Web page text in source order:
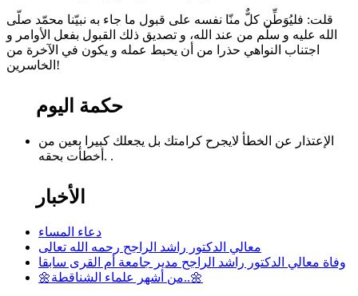
قلت: فليُوَطِّن كلٌّ منّا نفسه على قبول ما جاء به نبيّنا محمّد صلّى
الله عليه و سلّم من عند الله، و تصديق ذلك القبول بفعل الأوامر و
اجتناب النواهي حذرا من أن يحبط عمله و يكون في الآخرة من
الخاسرين!
حكمة اليوم
الإعتذار عن الخطأ لايجرح كرامتك بل يجعلك كبيرا بعين من
أخطأت بحقه. .
الأخبار
دعاء المساء
معالي الدكتور راشد الراجح رحمه الله تعالى
وفاة معالي الدكتور راشد الراجح مدير جامعة أم القرى سابقا
🌼من أشهر علماء الشناقطة..🌼